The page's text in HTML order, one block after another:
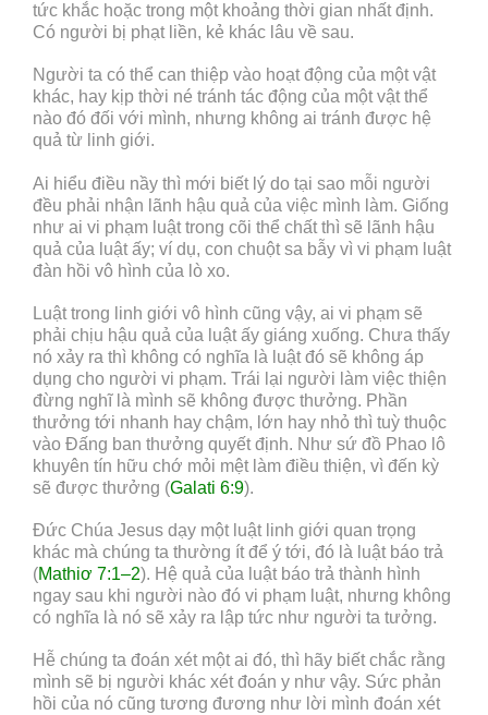
tức khắc hoặc trong một khoảng thời gian nhất định.
Có người bị phạt liền, kẻ khác lâu về sau.
Người ta có thể can thiệp vào hoạt động của một vật
khác, hay kịp thời né tránh tác động của một vật thể
nào đó đối với mình, nhưng không ai tránh được hệ
quả từ linh giới.
Ai hiểu điều nầy thì mới biết lý do tại sao mỗi người
đều phải nhận lãnh hậu quả của việc mình làm. Giống
như ai vi phạm luật trong cõi thể chất thì sẽ lãnh hậu
quả của luật ấy; ví dụ, con chuột sa bẫy vì vi phạm luật
đàn hồi vô hình của lò xo.
Luật trong linh giới vô hình cũng vậy, ai vi phạm sẽ
phải chịu hậu quả của luật ấy giáng xuống. Chưa thấy
nó xảy ra thì không có nghĩa là luật đó sẽ không áp
dụng cho người vi phạm. Trái lại người làm việc thiện
đừng nghĩ là mình sẽ không được thưởng. Phần
thưởng tới nhanh hay chậm, lớn hay nhỏ thì tuỳ thuộc
vào Đấng ban thưởng quyết định. Như sứ đồ Phao lô
khuyên tín hữu chớ mỏi mệt làm điều thiện, vì đến kỳ
sẽ được thưởng (Galati 6:9).
Đức Chúa Jesus dạy một luật linh giới quan trọng
khác mà chúng ta thường ít để ý tới, đó là luật báo trả
(Mathiơ 7:1–2). Hệ quả của luật báo trả thành hình
ngay sau khi người nào đó vi phạm luật, nhưng không
có nghĩa là nó sẽ xảy ra lập tức như người ta tưởng.
Hễ chúng ta đoán xét một ai đó, thì hãy biết chắc rằng
mình sẽ bị người khác xét đoán y như vậy. Sức phản
hồi của nó cũng tương đương như lời mình đoán xét